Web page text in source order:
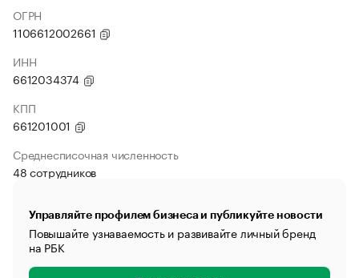
ОГРН
1106612002661
ИНН
6612034374
КПП
661201001
Среднесписочная численность
48 сотрудников
Управляйте профилем бизнеса и публикуйте новости
Повышайте узнаваемость и развивайте личный бренд
на РБК